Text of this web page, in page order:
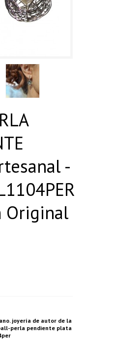
-
Original
joyería de autor de la
perla pendiente plata